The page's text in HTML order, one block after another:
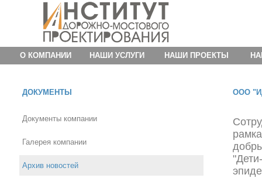
О КОМПАНИИ НАШИ УСЛУГИ НАШИ ПРОЕКТЫ
ДОКУМЕНТЫ
Документы компании
Галерея компании
Архив новостей
ООО